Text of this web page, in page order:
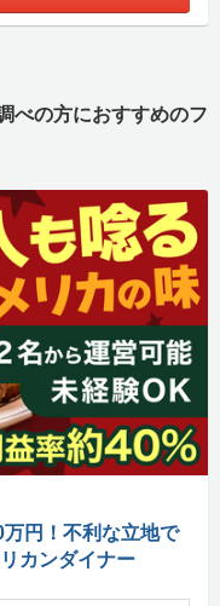
べの方におすすめのフ
万円！不利な立地で
カンダイナー